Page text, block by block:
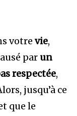
votre vie,
par un
respectée,
jusqu’à ce
que le